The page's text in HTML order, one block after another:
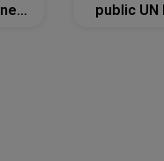
public UN